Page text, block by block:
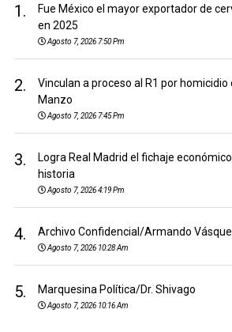
1.
Fue México el mayor exportador de
en 2025
Agosto 7, 2026 7:50 Pm
2.
Vinculan a proceso al R1 por homicidio
Manzo
Agosto 7, 2026 7:45 Pm
3.
Logra Real Madrid el fichaje
historia
Agosto 7, 2026 4:19 Pm
4. Archivo Confidencial/Armando
Agosto 7, 2026 10:28 Am
5. Marquesina Política/Dr. Shivago
Agosto 7, 2026 10:16 Am